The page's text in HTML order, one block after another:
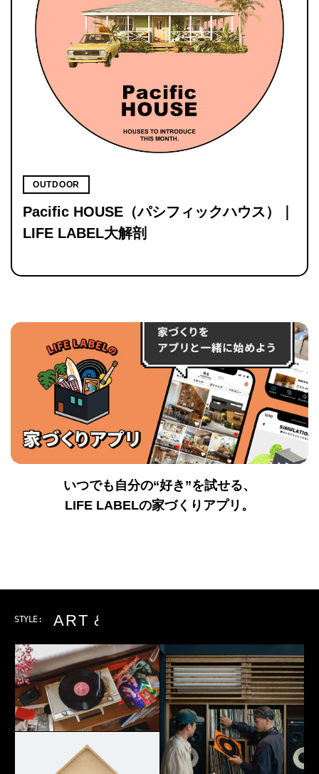
OUTDOOR
Pacific HOUSE（パシフィックハウス）｜
LIFE LABEL大解剖
いつでも自分の“好き”を試せる、
LIFE LABELの家づくりアプリ。
STYLE: ART & MUSIC